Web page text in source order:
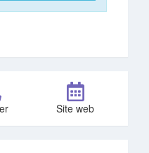
Site web